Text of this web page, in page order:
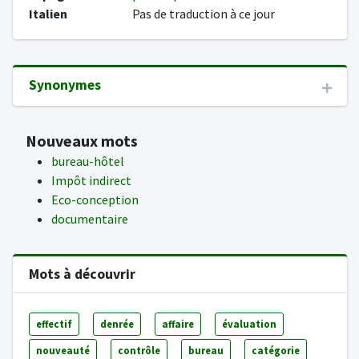
Italien
Pas de traduction à ce jour
Synonymes
Nouveaux mots
bureau-hôtel
Impôt indirect
Eco-conception
documentaire
Mots à découvrir
effectif denrée affaire évaluation
nouveauté contrôle bureau catégorie